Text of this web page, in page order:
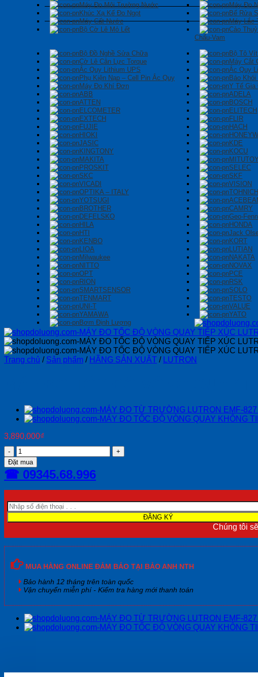
Máy Đo Môi Trường Nước
Máy Đo
Khúc Xạ Kế Đo Ngọt
Bể Rửa
Máy Cất Nước
Máy Lắc
Bộ Cờ Lê Mỏ Lết
Cảo
Chấu-Vam
Bộ Đồ Nghề Sửa Chữa
Bộ Tô
Cờ Lê Cân Lực Torque
Máy Cắt
Ắc Quy Lithium UPS
Ắc Quy
Phụ Kiện Nạp – Cell Pin Ắc Quy
Báo
Máy Đo Khí Đơn
Y Tế Gia
ABB ADELA
ATTEN
BOSCH
ELCOMETER
ELITECH
EXTECH
FLIR
FUJIE
HACH
HIOKI
JASIC
KDE
KINGTONY
KOCU
MAKITA
PROSKIT
SELEC
SKC
SKF
VICADI
VISION
OPTIKA – ITALY
TOHNICHI
YOTSUGI
BROTHER
CAMRY
DEFELSKO
Geo-
HILA
HONDA
HTI
Jack
KENBO
KORT
LIOA
LUTIAN
Milwaukee
NAKATA
NITTO
NOVAX
OPT
PCE
RION
RSK
SMARTSENSOR
SOLO
TENMART
TESTO
UNI-T
VALUE
YAMAWA
YATO
Bơm Định Lượng
Trang chủ / Sản phẩm / HÃNG SẢN XUẤT / LUTRON
3,890,000₫
MÁY
ĐO
TỐC
ĐỘ
TIẾP
XÚC
LUTRON
RPM)
số
lượng
Đặt mua
☎ 09345.68.996
Chúng tôi
MUA HÀNG ONLINE ĐẢM BẢO TẠI BẢO ANH NTH
Bảo hành 12 tháng trên toàn quốc
Vận chuyển miễn phí - Kiểm tra hàng mới thanh toán